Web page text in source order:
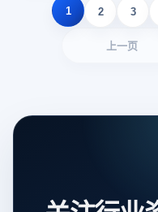
上一页
1 2 3